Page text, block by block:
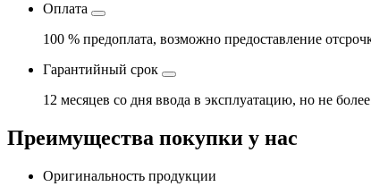
Оплата
100 % предоплата, возможно предоставление
Гарантийный срок
12 месяцев со дня ввода в эксплуатацию, но не
Преимущества покупки у нас
Оригинальность продукции